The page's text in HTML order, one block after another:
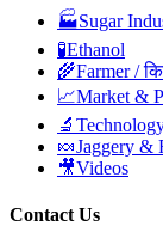
🏭Sugar
🧪Ethanol
🌾Farmer /
📈Market &
🔬
🍬Jaggery &
🎥Videos
Contact Us